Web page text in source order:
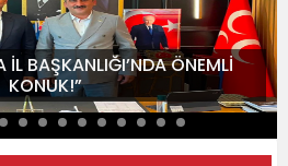
İL BAŞKANLIĞI’NDA ÖNEMLİ
KONUK!”